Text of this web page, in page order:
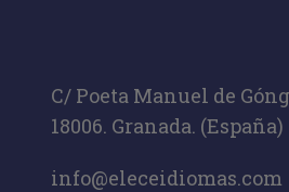
C/ Poeta Manuel de
18006. Granada. (España)
info@eleceidiomas.com